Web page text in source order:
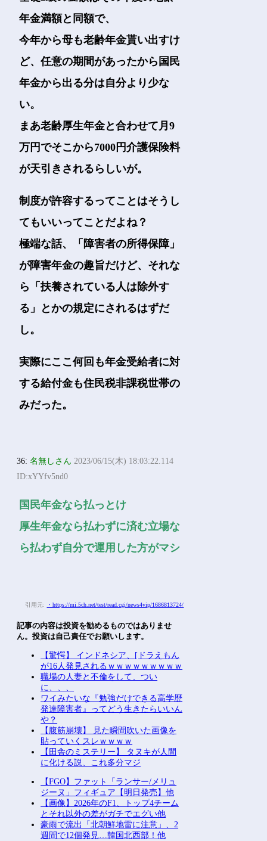
年金満額と同額で、
今年から母も老齢年金貰い出すけ
ど、任意の期間があったから国民
年金から出る分は自分より少な
い。
まあ老齢厚生年金と合わせて月9
万円でそこから7000円介護保険料
が天引きされるらしいが。
制度が許容するってことはそうし
てもいいってことだよね？
極端な話、「障害者の所得保障」
が障害年金の趣旨だけど、それな
ら「扶養されている人は除外す
る」とかの規定にされるはずだ
し。
実際にここ何回も年金受給者に対
する給付金も住民税非課税世帯の
みだった。
36:名無しさん 2023/06/15(木) 18:03:22.114
ID:xYYfv5nd0
国民年金なら払っとけ
厚生年金なら払わずに済む立場な
ら払わず自分で運用した方がマシ
引用元: ・https://mi.5ch.net/test/read.cgi/news4vip/1686813724/
記事の内容は投資を勧めるものではありませ
ん。投資は自己責任でお願いします。
【驚愕】 インドネシア、[ドラえもん
が16人発見されるｗｗｗｗｗｗｗｗｗ
職場の人妻と不倫をして、つい
に、、、
ワイみたいな『勉強だけできる高学歴
発達障害者』ってどう生きたらいいん
や？
【腹筋崩壊】 見た瞬間吹いた画像を
貼っていくスレｗｗｗｗ
【田舎のミステリー】 タヌキが人間
に化ける説、これ多分マジ
【FGO】ファット「ランサー/メリュ
ジーヌ」フィギュア【明日発売】他
【画像】2026年のF1、トップ4チーム
とそれ以外の差がガチでエグい他
豪雨で流出「北朝鮮地雷に注意」、2
週間で12個発見…韓国北西部！他